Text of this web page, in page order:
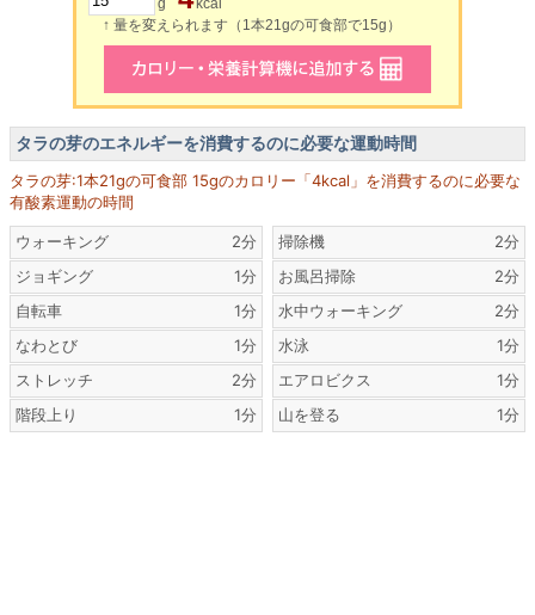
g
kcal
↑ 量を変えられます（1本21gの可食部で15g）
タラの芽のエネルギーを消費するのに必要な運動時間
タラの芽:1本21gの可食部 15gのカロリー「4kcal」を消費するのに必要な
有酸素運動の時間
ウォーキング
2分
ジョギング
1分
自転車
1分
なわとび
1分
ストレッチ
2分
階段上り
1分
掃除機
2分
お風呂掃除
2分
水中ウォーキング
2分
水泳
1分
エアロビクス
1分
山を登る
1分